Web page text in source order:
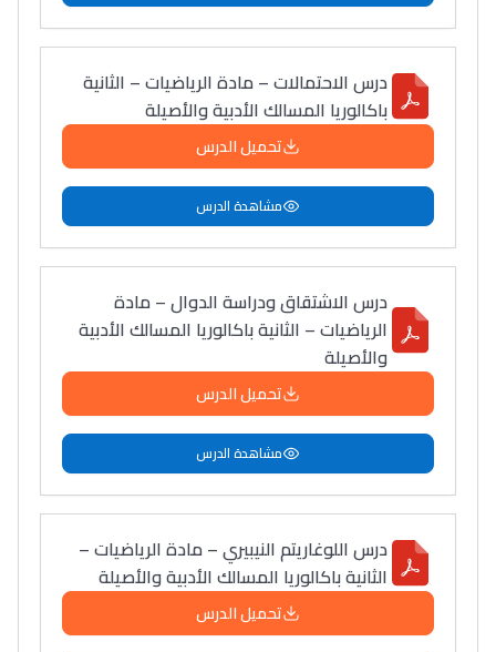
درس الاحتمالات – مادة الرياضيات – الثانية
باكالوريا المسالك الأدبية والأصيلة
تحميل الدرس
مشاهدة الدرس
درس الاشتقاق ودراسة الدوال – مادة
الرياضيات – الثانية باكالوريا المسالك الأدبية
والأصيلة
تحميل الدرس
مشاهدة الدرس
درس اللوغاريتم النيبيري – مادة الرياضيات –
الثانية باكالوريا المسالك الأدبية والأصيلة
تحميل الدرس